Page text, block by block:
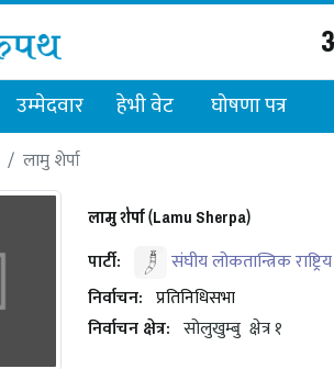
उम्मेदवार हेभी वेट घोषणा पत्र
लामु शेर्पा
लामु शेर्पा (Lamu Sherpa)
पार्टी:
संघीय लोकतान्त्रिक
निर्वाचन: प्रतिनिधिसभा
निर्वाचन क्षेत्र: सोलुखुम्बु क्षेत्र १